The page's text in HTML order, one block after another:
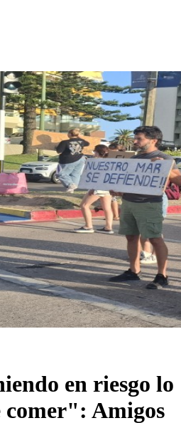
en riesgo lo
comer": Amigos